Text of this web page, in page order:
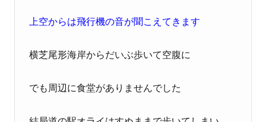
上空からは飛行機の音が聞こえてきます
横芝尾形海岸からだいぶ歩いて空腹に
でも周辺に食堂がありませんでした